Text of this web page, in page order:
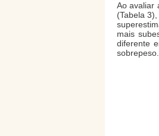
Ao avaliar
(Tabela
mais
diferente
sobrepeso.